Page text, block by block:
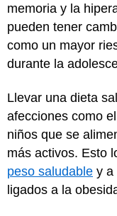
memoria y la
pueden tener
como un mayor
durante la
Llevar una dieta
afecciones como el
niños que se
más activos. Esto
peso saludable y a
ligados a la